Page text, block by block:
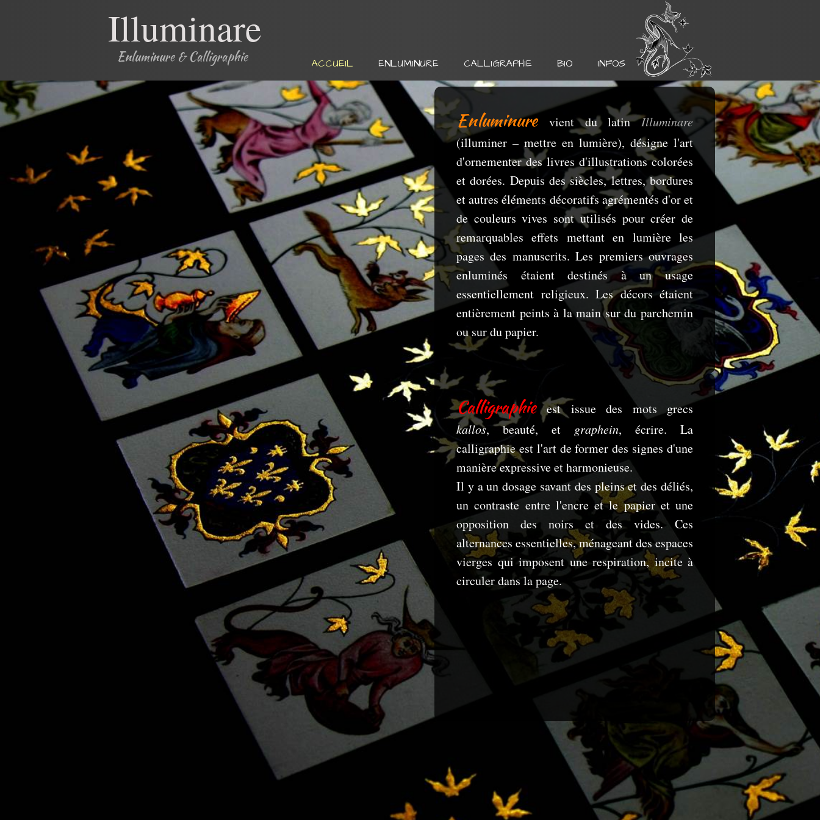
Illuminare
Enluminure & Calligraphie ACCUEIL ENLUMINURE CALLIGRAPHIE BIO INFOS
Enluminure vient du latinIlluminare
(illuminer – mettre en lumière), désigne l'art
d'ornementer des livres d'illustrations colorées
et dorées. Depuis des siècles, lettres, bordures
et autres éléments décoratifs agrémentés d'or et
de couleurs vives sont utilisés pour créer de
remarquables effets mettant en lumière les
pages des manuscrits. Les premiers ouvrages
enluminés étaient destinés à un usage
essentiellement religieux. Les décors étaient
entièrement peints à la main sur du parchemin
ou sur du papier.
Calligraphie est issue des mots grecs
kallos, beauté, et graphein, écrire. La
calligraphie est l'art de former des signes d'une
manière expressive et harmonieuse.
Il y a un dosage savant des pleins et des déliés,
un contraste entre l'encre et le papier et une
opposition des noirs et des vides. Ces
alternances essentielles, ménageant des espaces
vierges qui imposent une respiration, incite à
circuler dans la page.